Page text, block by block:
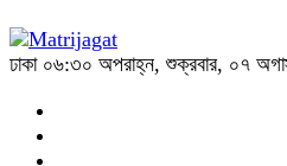
ঢাকা ০৬:৩০ অপরাহ্ন, শুক্রবার, ০৭